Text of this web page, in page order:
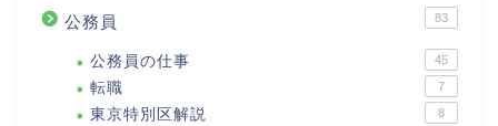
公務員 83
公務員の仕事 45
転職 7
東京特別区解説 8